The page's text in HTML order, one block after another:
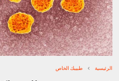
الرئيسية طبيبك الخاص